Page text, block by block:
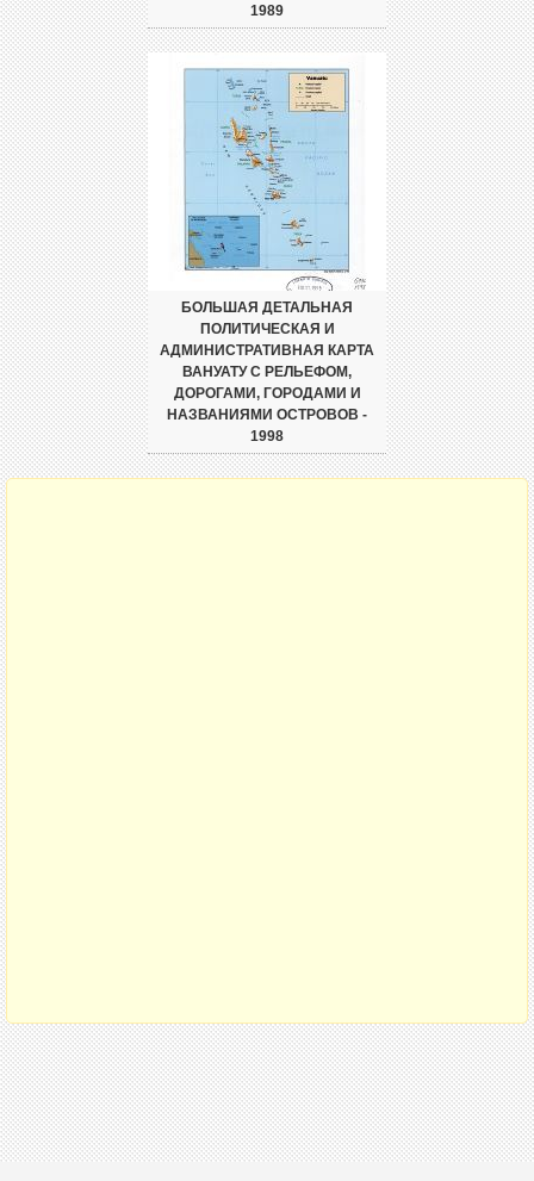
1989
БОЛЬШАЯ ДЕТАЛЬНАЯ
ПОЛИТИЧЕСКАЯ И
АДМИНИСТРАТИВНАЯ КАРТА
ВАНУАТУ С РЕЛЬЕФОМ,
ДОРОГАМИ, ГОРОДАМИ И
НАЗВАНИЯМИ ОСТРОВОВ -
1998